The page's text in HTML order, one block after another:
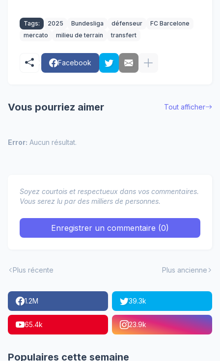
Tags: 2025 Bundesliga défenseur
FC Barcelone
mercato
milieu de terrain transfert
Facebook
Vous pourriez aimer Tout afficher
Error: Aucun résultat.
Soyez courtois et respectueux dans vos commentaires.
Vous serez lu par des milliers de personnes.
Enregistrer un commentaire (0)
Plus récente Plus ancienne
1.2M 39.3k
65.4k 23.9k
Populaires cette semaine